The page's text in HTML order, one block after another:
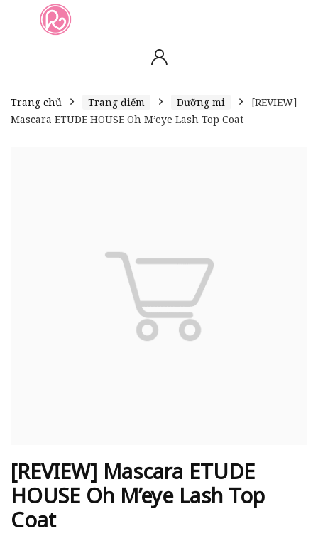
Trang chủ Trang điểm Dưỡng mi
[REVIEW]
Mascara ETUDE HOUSE Oh M’eye Lash Top Coat
[REVIEW] Mascara ETUDE
HOUSE Oh M’eye Lash Top
Coat